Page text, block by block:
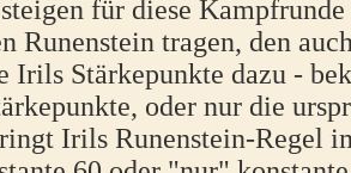
für diese
Runenstein tragen, den
Irils Stärkepunkte dazu -
oder nur die
Irils Runenstein-Regel